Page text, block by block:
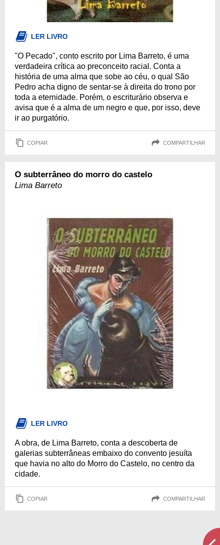
LER LIVRO
"O Pecado", conto escrito por Lima Barreto, é uma
verdadeira crítica ao preconceito racial. Conta a
história de uma alma que sobe ao céu, o qual São
Pedro acha digno de sentar-se à direita do trono por
toda a eternidade. Porém, o escriturário observa e
avisa que é a alma de um negro e que, por isso, deve
ir ao purgatório.
COPIAR COMPARTILHAR
O subterrâneo do morro do castelo
Lima Barreto
LER LIVRO
A obra, de Lima Barreto, conta a descoberta de
galerias subterrâneas embaixo do convento jesuíta
que havia no alto do Morro do Castelo, no centro da
cidade.
COPIAR COMPARTILHAR